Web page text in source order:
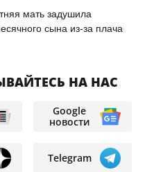
мать задушила
сына из-за плача
НА НАС
Google
новости
Telegram